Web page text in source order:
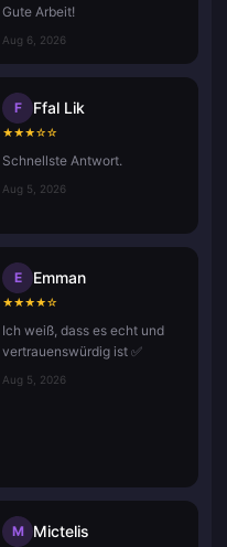
Gute Arbeit!
Aug 6, 2026
F Ffal Lik
★★★☆☆
Schnellste Antwort.
Aug 5, 2026
E Emman
★★★★☆
Ich weiß, dass es echt und
vertrauenswürdig ist ✅
Aug 5, 2026
M Mictelis